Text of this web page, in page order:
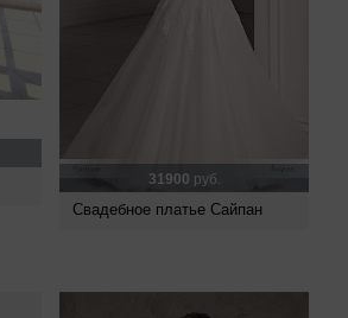
31900 руб.
Свадебное платье Сайпан